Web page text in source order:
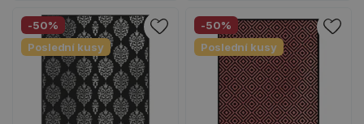
-50%
Poslední kusy
-50%
Poslední kusy